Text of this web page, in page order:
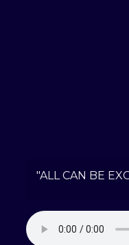
"ALL CAN BE